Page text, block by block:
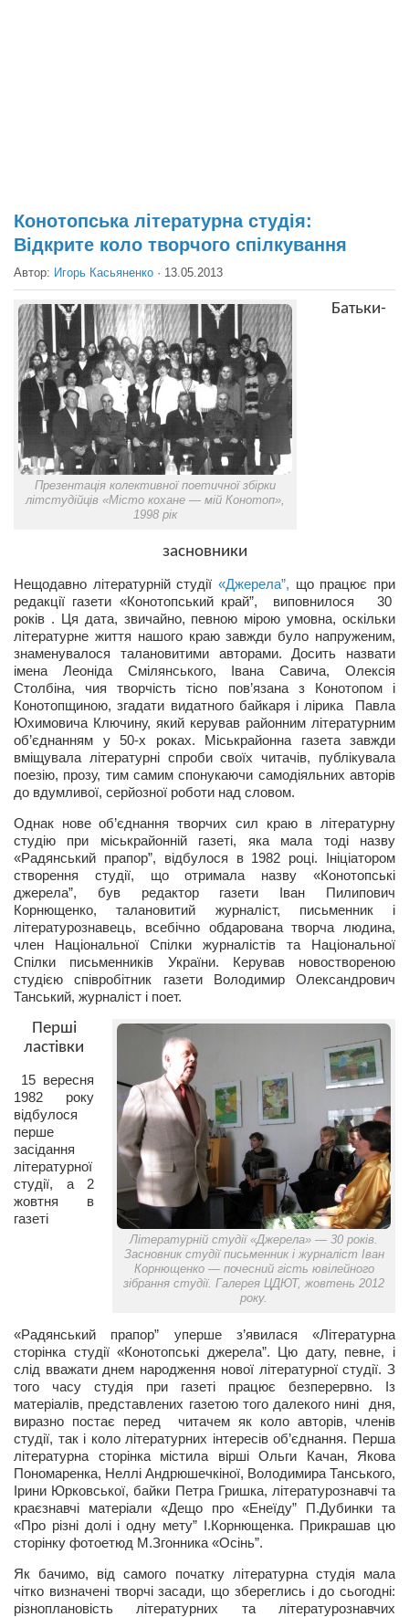
Деньги
Опросы
Экология
Здоровье
Здоровый образ жизни
Сам себе доктор
Активный отдых
Курьезы
Лариса Ильченко
Орест Коваль
Тамара Кубракова
Елена Мельник
Вера Паненко
Семён Салатенко
Сергей Шепилов
Актёры
Валентин Бурый
Артём Мяус
Александра Сокол
Барды
Владимир Айзенберг
Игорь Добровольский
Ольга Козаченко
Оксана Скоробагатская
Александра Скорук
Евгений Полюхович
Ольга Чикина
Бизнес-партнёры
Здоровье
Врач психиатр–нарколог Анплеев А.Б.
Косметологическое отделение КП Сумская
городская клиническая больница №4
Оптика — Медтехника
Кафе, клубы, рестораны
«Винегрет» — демократичный ресторан
«ЧАЙ — КАВА» магазин — кафе
Магазины
«CYCLE GARAGE» — магазин велосипедов
«Книголюб» — супермаркет
Багетный двор
МАГАЗИН СТИХОВ НА ЗАКАЗ
«Павел» — магазин мужской одежды
Конотопська літературна студія:
Відкрите коло творчого спілкування
Автор: Игорь Касьяненко · 13.05.2013
Презентація колективної поетичної збірки
літстудійців «Місто кохане — мій Конотоп»,
1998 рік
Батьки-
засновники
Нещодавно літературній студії «Джерела”, що працює при
редакції газети «Конотопський край”, виповнилося 30
років . Ця дата, звичайно, певною мірою умовна, оскільки
літературне життя нашого краю завжди було напруженим,
знаменувалося талановитими авторами. Досить назвати
імена Леоніда Смілянського, Івана Савича, Олексія
Столбіна, чия творчість тісно пов’язана з Конотопом і
Конотопщиною, згадати видатного байкаря і лірика Павла
Юхимовича Ключину, який керував районним літературним
об’єднанням у 50-х роках. Міськрайонна газета завжди
вміщувала літературні спроби своїх читачів, публікувала
поезію, прозу, тим самим спонукаючи самодіяльних авторів
до вдумливої, серйозної роботи над словом.
Однак нове об’єднання творчих сил краю в літературну
студію при міськрайонній газеті, яка мала тоді назву
«Радянський прапор”, відбулося в 1982 році. Ініціатором
створення студії, що отримала назву «Конотопські
джерела”, був редактор газети Іван Пилипович
Корнющенко, талановитий журналіст, письменник і
літературознавець, всебічно обдарована творча людина,
член Національної Спілки журналістів та Національної
Спілки письменників України. Керував новоствореною
студією співробітник газети Володимир Олександрович
Танський, журналіст і поет.
Літературній студії «Джерела» — 30 років.
Засновник студії письменник і журналіст Іван
Корнющенко — почесний гість ювілейного
зібрання студії. Галерея ЦДЮТ, жовтень 2012
року.
Перші
ластівки
15 вересня
1982 року
відбулося
перше
засідання
літературної
студії, а 2
жовтня в
газеті
«Радянський прапор” уперше з’явилася «Літературна
сторінка студії «Конотопські джерела”. Цю дату, певне, і
слід вважати днем народження нової літературної студії. З
того часу студія при газеті працює безперервно. Із
матеріалів, представлених газетою того далекого нині дня,
виразно постає перед читачем як коло авторів, членів
студії, так і коло літературних інтересів об’єднання. Перша
літературна сторінка містила вірші Ольги Качан, Якова
Пономаренка, Неллі Андрюшечкіної, Володимира Танського,
Ірини Юрковської, байки Петра Гришка, літературознавчі та
краєзнавчі матеріали «Дещо про «Енеїду” П.Дубинки та
«Про різні долі і одну мету” І.Корнющенка. Прикрашав цю
сторінку фотоетюд М.Згонника «Осінь”.
Як бачимо, від самого початку літературна студія мала
чітко визначені творчі засади, що збереглись і до сьогодні:
різноплановість літературних та літературознавчих